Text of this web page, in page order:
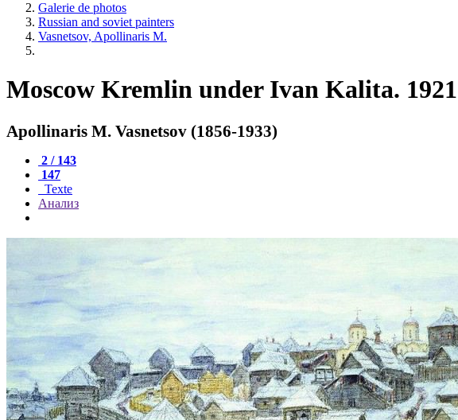
Galerie de photos
Russian and soviet painters
Vasnetsov, Apollinaris M.
Moscow Kremlin under Ivan Kalita. 1921
Apollinaris M. Vasnetsov (1856-1933)
2 / 143
147
Texte
Анализ